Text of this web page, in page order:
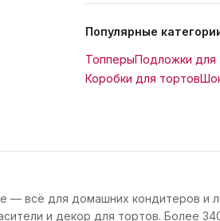
Популярные
ТопперыПодложки для
Коробки для тортов
— всё для домашних кондитеров и
и декор для тортов. Более